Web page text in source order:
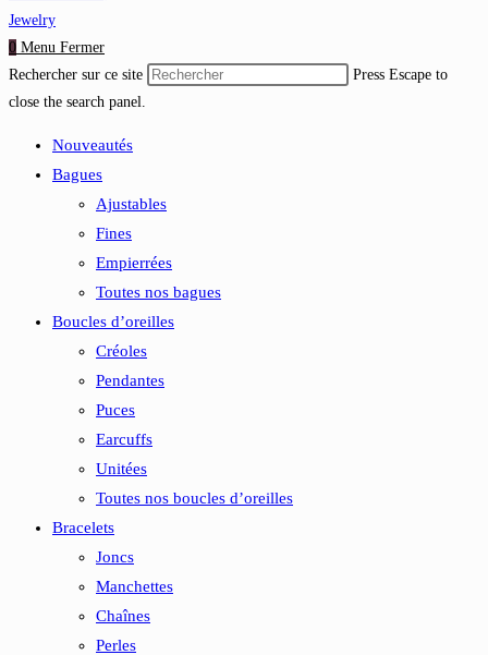
0 Menu Fermer
Rechercher sur ce site
Press Escape to
close the search panel.
Nouveautés
Bagues
Ajustables
Fines
Empierrées
Toutes nos bagues
Boucles d’oreilles
Créoles
Pendantes
Puces
Earcuffs
Unitées
Toutes nos boucles d’oreilles
Bracelets
Joncs
Manchettes
Chaînes
Perles